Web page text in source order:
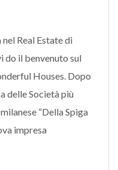
Real Estate di
do il benvenuto sul
Houses. Dopo
delle Società più
“Della Spiga
impresa